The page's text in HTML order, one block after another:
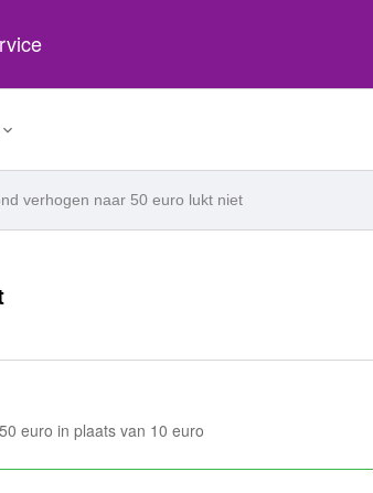
verhogen naar 50 euro lukt niet
euro in plaats van 10 euro